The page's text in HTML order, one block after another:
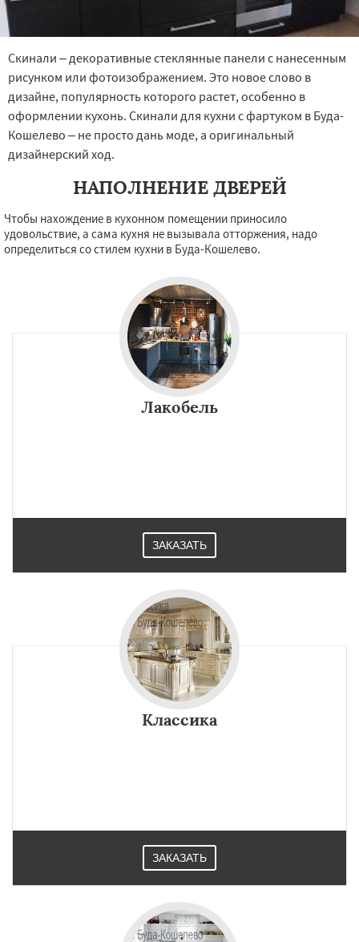
Скинали – декоративные стеклянные панели с нанесенным
рисунком или фотоизображением. Это новое слово в
дизайне, популярность которого растет, особенно в
оформлении кухонь. Скинали для кухни с фартуком в Буда-
Кошелево – не просто дань моде, а оригинальный
дизайнерский ход.
НАПОЛНЕНИЕ ДВЕРЕЙ
Чтобы нахождение в кухонном помещении приносило
удовольствие, а сама кухня не вызывала отторжения, надо
определиться со стилем кухни в Буда-Кошелево.
Лакобель
ЗАКАЗАТЬ
Классика
ЗАКАЗАТЬ